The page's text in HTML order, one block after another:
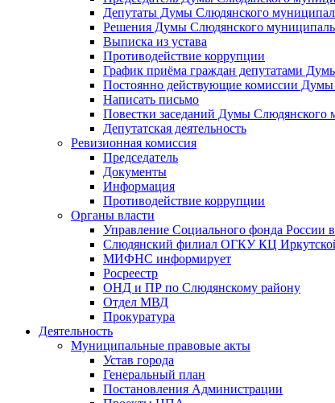
Депутаты Думы Слюдянского
Решения Думы Слюдянского
Выписка из устава
Противодействие коррупции
График приёма граждан депутатами
Постоянно действующие комиссии
Написать письмо
Повестки заседаний Думы Слюдянского
Депутатская деятельность
Ревизионная комиссия
Председатель
Документы
Информация
Противодействие коррупции
Органы власти
Управление Социального фонда России
Слюдянский филиал ОГКУ КЦ
МИФНС информирует
Росреестр
ОНД и ПР по Слюдянскому району
Отдел МВД
Прокуратура
Деятельность
Муниципальные правовые акты
Устав города
Генеральный план
Постановления Администрации